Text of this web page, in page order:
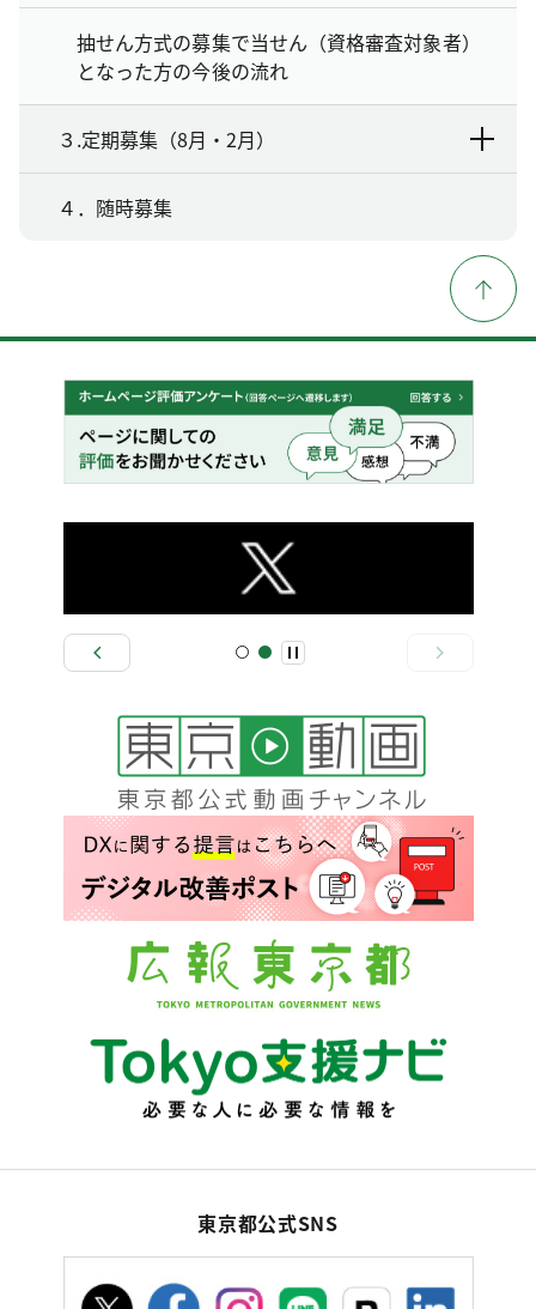
抽せん方式の募集で当せん（資格審査対象者）
となった方の今後の流れ
３.定期募集（8月・2月）
４．随時募集
東京都公式SNS